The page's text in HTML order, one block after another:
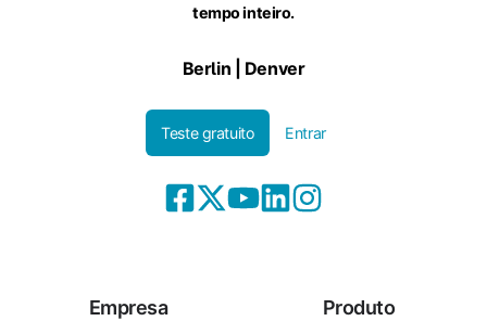
tempo inteiro.
Berlin | Denver
Teste gratuito Entrar
Empresa Produto